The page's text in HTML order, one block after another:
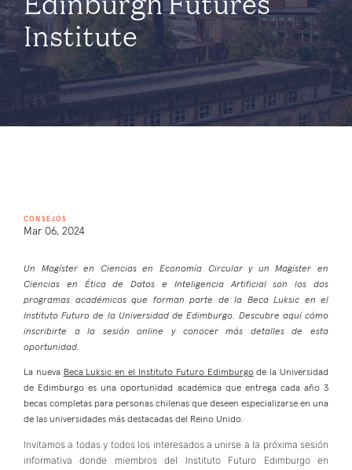
Institute
CONSEJOS
Mar 06, 2024
Un Magíster en Ciencias en Economía Circular y un Magíster en
Ciencias en Ética de Datos e Inteligencia Artificial son los dos
programas académicos que forman parte de la Beca Luksic en el
Instituto Futuro de la Universidad de Edimburgo. Descubre aquí cómo
inscribirte a la sesión online y conocer más detalles de esta
oportunidad.
La nueva Beca Luksic en el Instituto Futuro Edimburgode la Universidad
de Edimburgo es una oportunidad académica que entrega cada año 3
becas completas para personas chilenas que deseen especializarse en una
de las universidades más destacadas del Reino Unido.
Invitamos a todas y todos los interesados a unirse a la próxima sesión
informativa donde miembros del Instituto Futuro Edimburgo en